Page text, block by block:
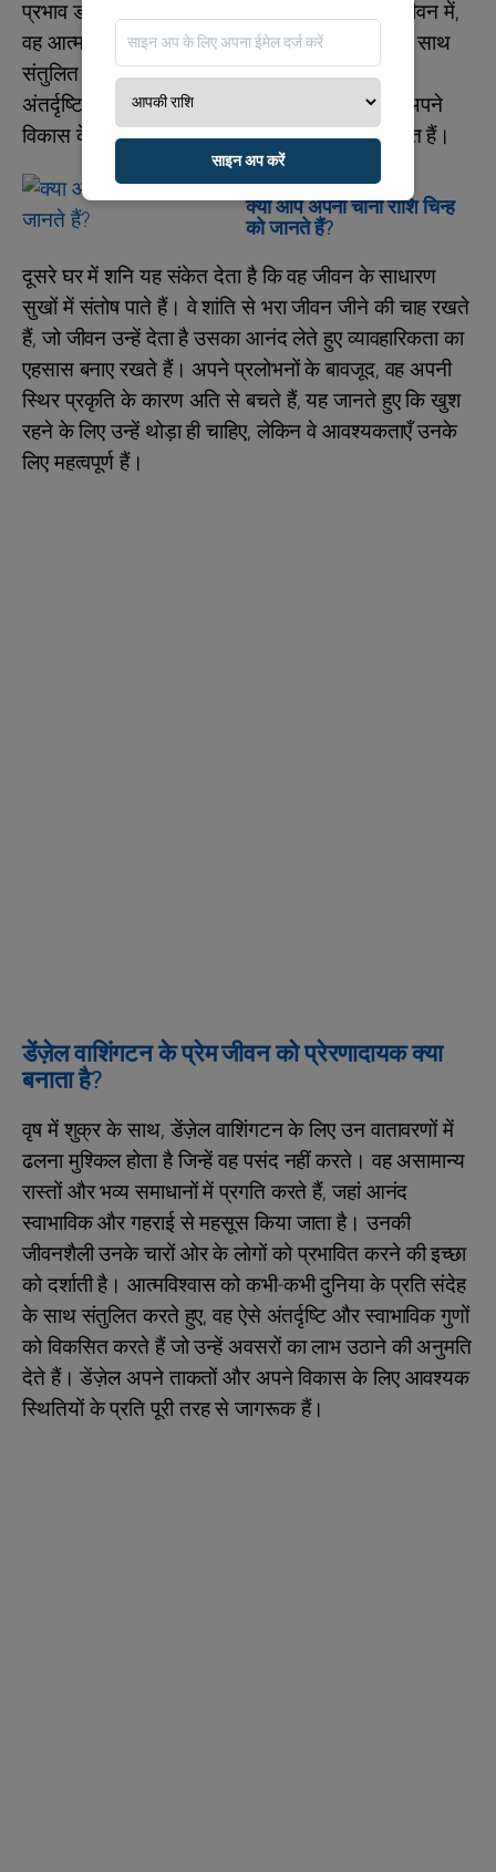
प्रभाव डालने की गहरी इच्छा को दर्शाता है। अपने पूरे जीवन में,
वह आत्म-विश्वास को कभी-कभी दुनिया के प्रति संदेह के साथ
संतुलित करते हैं, अवसरों को पहचानने के लिए एक तीव्र
अंतर्दृष्टि विकसित करते हैं। डेंजेल अपनी ताकतों और अपने
विकास के लिए आवश्यक परिस्थितियों से पूरी तरह अवगत हैं।
ज्योतिष
क्या आप अपनी चीनी राशि चिन्ह
को जानते हैं?
दूसरे घर में शनि यह संकेत देता है कि वह जीवन के साधारण
सुखों में संतोष पाते हैं। वे शांति से भरा जीवन जीने की चाह रखते
हैं, जो जीवन उन्हें देता है उसका आनंद लेते हुए व्यावहारिकता का
एहसास बनाए रखते हैं। अपने प्रलोभनों के बावजूद, वह अपनी
स्थिर प्रकृति के कारण अति से बचते हैं, यह जानते हुए कि खुश
रहने के लिए उन्हें थोड़ा ही चाहिए, लेकिन वे आवश्यकताएँ उनके
लिए महत्वपूर्ण हैं।
डेंज़ेल वाशिंगटन के प्रेम जीवन को प्रेरणादायक क्या
बनाता है?
वृष में शुक्र के साथ, डेंज़ेल वाशिंगटन के लिए उन वातावरणों में
ढलना मुश्किल होता है जिन्हें वह पसंद नहीं करते। वह असामान्य
रास्तों और भव्य समाधानों में प्रगति करते हैं, जहां आनंद
स्वाभाविक और गहराई से महसूस किया जाता है। उनकी
जीवनशैली उनके चारों ओर के लोगों को प्रभावित करने की इच्छा
को दर्शाती है। आत्मविश्वास को कभी-कभी दुनिया के प्रति संदेह
के साथ संतुलित करते हुए, वह ऐसे अंतर्दृष्टि और स्वाभाविक गुणों
को विकसित करते हैं जो उन्हें अवसरों का लाभ उठाने की अनुमति
देते हैं। डेंज़ेल अपने ताकतों और अपने विकास के लिए आवश्यक
स्थितियों के प्रति पूरी तरह से जागरूक हैं।
साइन अप करें